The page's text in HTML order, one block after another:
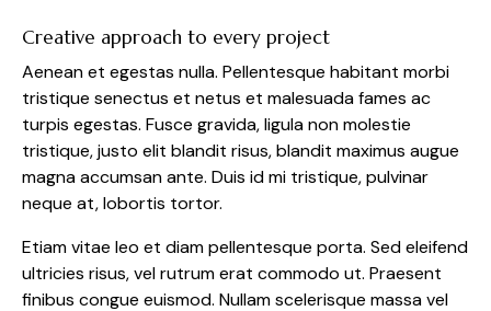
Creative approach to every project
Aenean et egestas nulla. Pellentesque habitant morbi
tristique senectus et netus et malesuada fames ac
turpis egestas. Fusce gravida, ligula non molestie
tristique, justo elit blandit risus, blandit maximus augue
magna accumsan ante. Duis id mi tristique, pulvinar
neque at, lobortis tortor.
Etiam vitae leo et diam pellentesque porta. Sed eleifend
ultricies risus, vel rutrum erat commodo ut. Praesent
finibus congue euismod. Nullam scelerisque massa vel